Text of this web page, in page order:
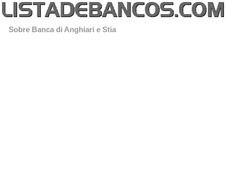
Sobre Banca di Anghiari e Stia